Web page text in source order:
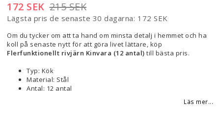
215 SEK
172 SEK
Lägsta pris de senaste 30 dagarna 172 SEK
Om du tycker om att ta hand om minsta detalj i hemmet och ha
koll på senaste nytt för att göra livet lättare, köp
Flerfunktionellt rivjärn Kinvara (12 antal) till bästa pris.
Typ: Kök
Material: Stål
Antal: 12 antal
Läs mer...